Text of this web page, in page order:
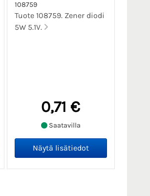
108759
Tuote 108759. Zener diodi
5W 5.1V.
0,71 €
Saatavilla